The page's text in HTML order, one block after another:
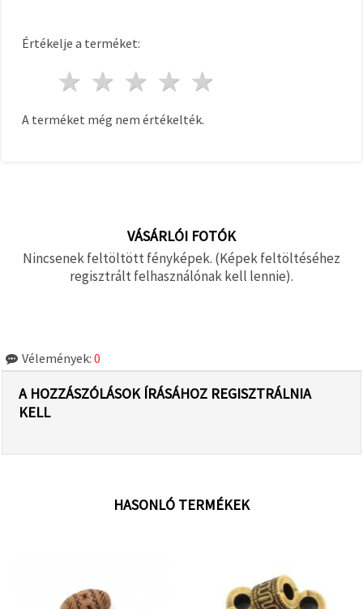
Értékelje a terméket:
4 csillagok
3 csillagok
2 csillagok
1 csillag
A terméket még nem értékelték.
VÁSÁRLÓI FOTÓK
Nincsenek feltöltött fényképek. (Képek feltöltéséhez
regisztrált felhasználónak kell lennie).
Vélemények: 0
A HOZZÁSZÓLÁSOK ÍRÁSÁHOZ REGISZTRÁLNIA
KELL
HASONLÓ TERMÉKEK